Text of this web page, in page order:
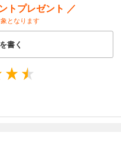
トプレゼント ／
となります
書く